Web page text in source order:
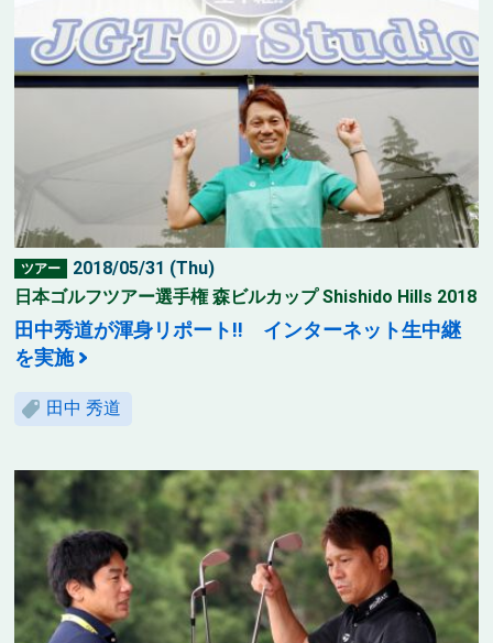
ツアー
2018/05/31 (Thu)
日本ゴルフツアー選手権 森ビルカップ Shishido Hills 2018
田中秀道が渾身リポート!! インターネット生中継
を実施
田中 秀道